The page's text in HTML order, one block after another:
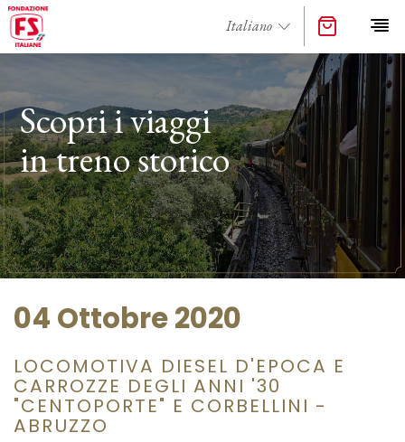
Scopri i viaggi
in treno storico
04 Ottobre 2020
LOCOMOTIVA DIESEL D'EPOCA E
CARROZZE DEGLI ANNI '30
"CENTOPORTE" E CORBELLINI -
ABRUZZO